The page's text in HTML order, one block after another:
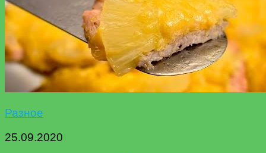
Разное
25.09.2020